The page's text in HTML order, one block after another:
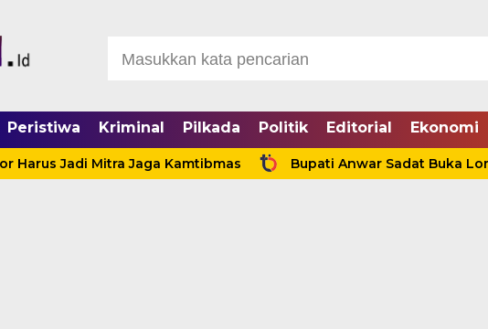
Peristiwa Kriminal Pilkada Politik Editorial Ekonomi
Jadi Mitra Jaga Kamtibmas Bupati Anwar Sadat Buka Lomba